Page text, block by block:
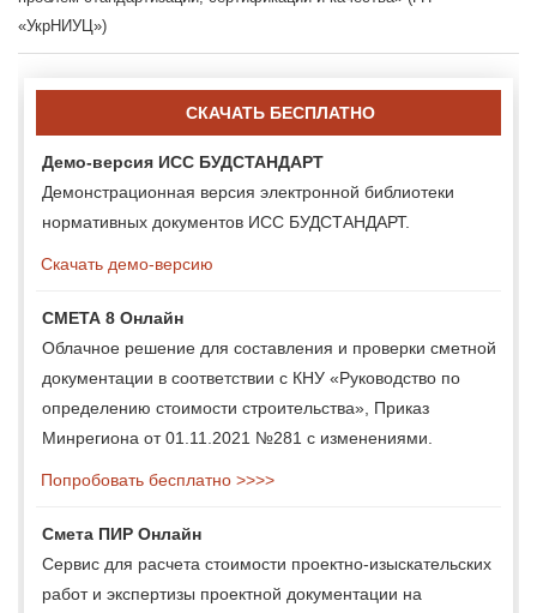
«УкрНИУЦ»)
СКАЧАТЬ БЕСПЛАТНО
Демо-версия ИСС БУДСТАНДАРТ
Демонстрационная версия электронной библиотеки
нормативных документов ИСС БУДСТАНДАРТ.
Скачать демо-версию
СМЕТА 8 Онлайн
Облачное решение для составления и проверки сметной
документации в соответствии с КНУ «Руководство по
определению стоимости строительства», Приказ
Минрегиона от 01.11.2021 №281 с изменениями.
Попробовать бесплатно >>>>
Смета ПИР Онлайн
Сервис для расчета стоимости проектно-изыскательских
работ и экспертизы проектной документации на